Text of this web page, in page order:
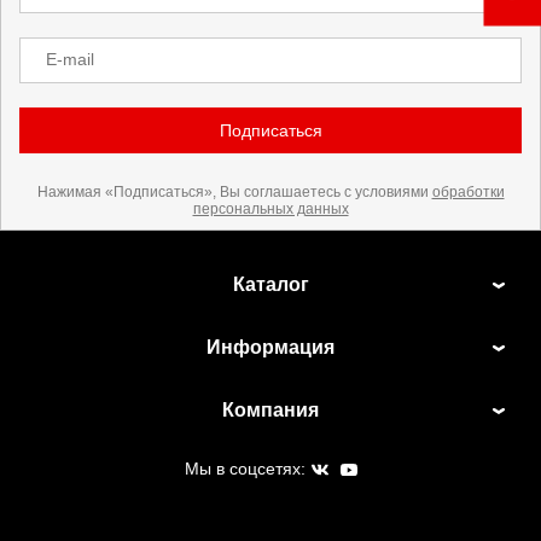
E-mail
Подписаться
Нажимая «Подписаться», Вы соглашаетесь с условиями обработки
персональных данных
Каталог
Информация
Компания
Мы в соцсетях: